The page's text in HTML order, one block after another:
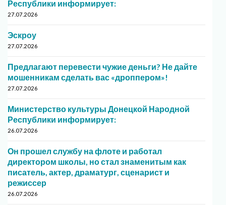
Республики информирует:
27.07.2026
Эскроу
27.07.2026
Предлагают перевести чужие деньги? Не дайте
мошенникам сделать вас «дроппером»!
27.07.2026
Министерство культуры Донецкой Народной
Республики информирует:
26.07.2026
Он прошел службу на флоте и работал
директором школы, но стал знаменитым как
писатель, актер, драматург, сценарист и
режиссер
26.07.2026